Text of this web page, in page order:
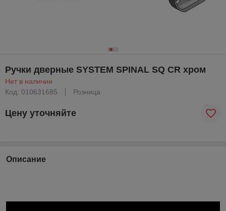
Ручки дверные SYSTEM SPINAL SQ CR хром
Нет в наличии
Код: 010631685
Розница
Цену уточняйте
Описание